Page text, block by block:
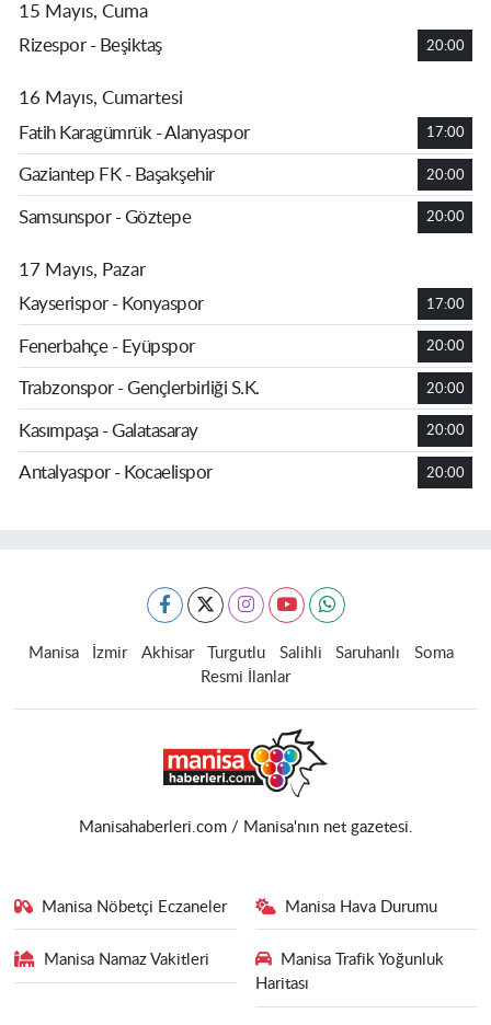
15 Mayıs, Cuma
Rizespor - Beşiktaş
20:00
16 Mayıs, Cumartesi
Fatih Karagümrük - Alanyaspor
17:00
Gaziantep FK - Başakşehir 20:00
Samsunspor - Göztepe 20:00
17 Mayıs, Pazar
Kayserispor - Konyaspor
17:00
Fenerbahçe - Eyüpspor 20:00
Trabzonspor - Gençlerbirliği S.K. 20:00
Kasımpaşa - Galatasaray 20:00
Antalyaspor - Kocaelispor 20:00
Manisa İzmir Akhisar Turgutlu Salihli Saruhanlı
Soma
Resmi İlanlar
Manisahaberleri.com / Manisa'nın net gazetesi.
Manisa Nöbetçi Eczaneler Manisa Hava Durumu
Manisa Namaz Vakitleri
Manisa Trafik Yoğunluk
Haritası